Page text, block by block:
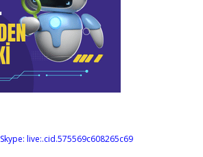
Skype: live:.cid.575569c608265c69